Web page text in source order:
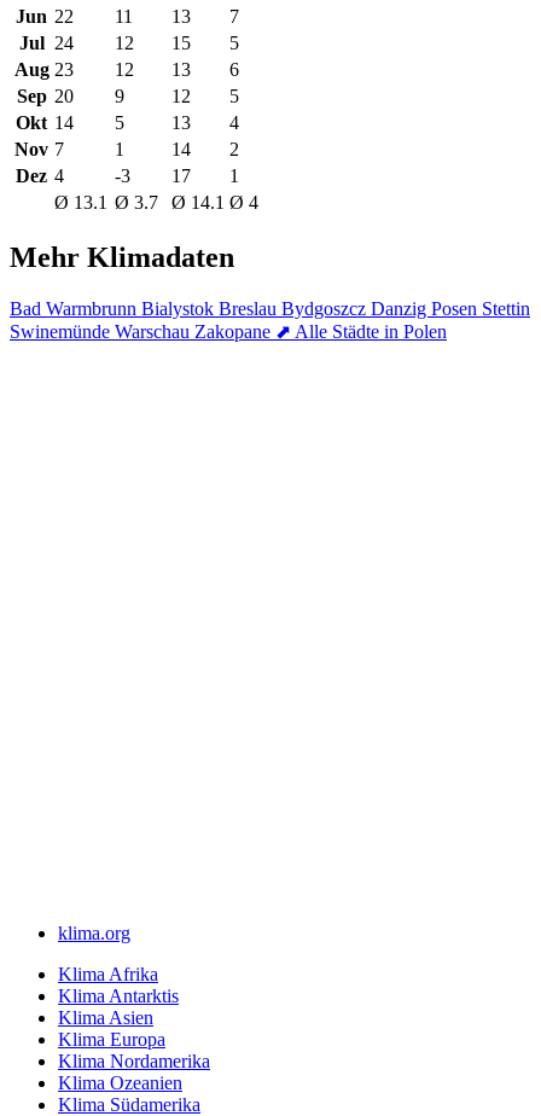
Jun 22 11 13
7
Jul 24 12 15
5
Aug 23 12 13
6
Sep 20 9 12
5
Okt 14 5 13
4
Nov 7 1 14
2
Dez 4 -3 17
1
Ø 13.1 Ø 3.7 Ø 14.1 Ø 4
Mehr Klimadaten
Bad Warmbrunn Bialystok Breslau Bydgoszcz Danzig Posen Stettin
Swinemünde Warschau Zakopane ⬈ Alle Städte in Polen
klima.org
Klima Afrika
Klima Antarktis
Klima Asien
Klima Europa
Klima Nordamerika
Klima Ozeanien
Klima Südamerika